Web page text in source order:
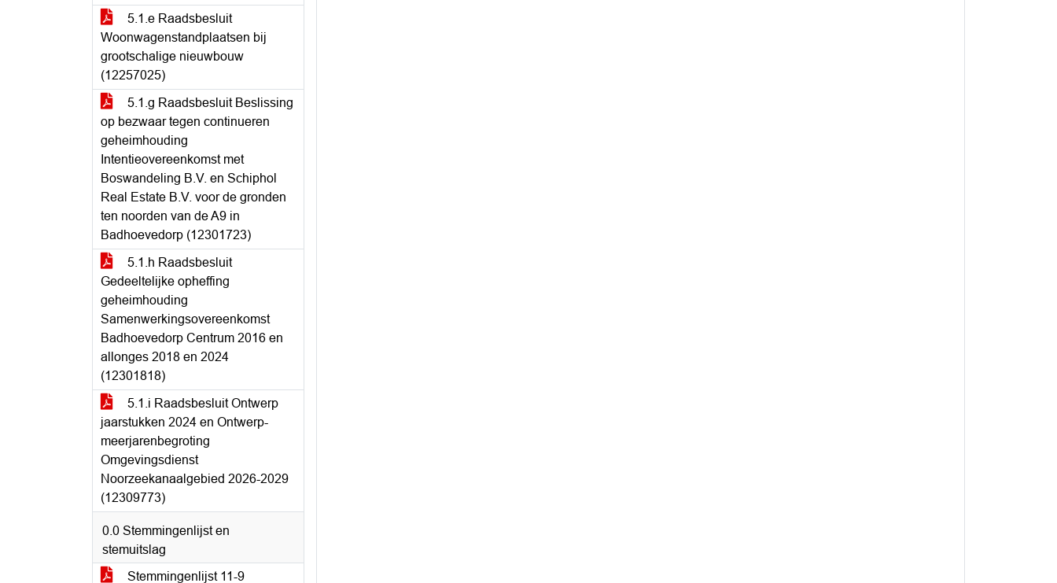
5.1.e Raadsbesluit
Woonwagenstandplaatsen bij
grootschalige nieuwbouw
(12257025)
5.1.g Raadsbesluit Beslissing
op bezwaar tegen continueren
geheimhouding
Intentieovereenkomst met
Boswandeling B.V. en Schiphol
Real Estate B.V. voor de gronden
ten noorden van de A9 in
Badhoevedorp (12301723)
5.1.h Raadsbesluit
Gedeeltelijke opheffing
geheimhouding
Samenwerkingsovereenkomst
Badhoevedorp Centrum 2016 en
allonges 2018 en 2024
(12301818)
5.1.i Raadsbesluit Ontwerp
jaarstukken 2024 en Ontwerp-
meerjarenbegroting
Omgevingsdienst
Noorzeekanaalgebied 2026-2029
(12309773)
0.0 Stemmingenlijst en
stemuitslag
Stemmingenlijst 11-9